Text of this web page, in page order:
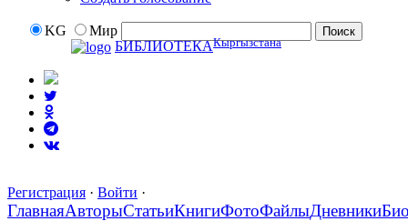
KG
Мир
БИБЛИОТЕКАКыргызстана
Регистрация · Войти ·
ГлавнаяАвторыСтатьиКнигиФотоФайлыДневники